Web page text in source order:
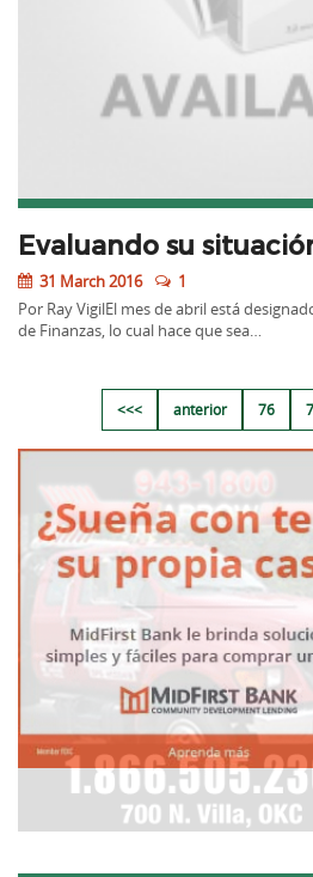
Evaluando su
31 March 2016
1
Por Ray VigilEl mes de abril está
de Finanzas, lo cual hace que sea…
<<< anterior 76